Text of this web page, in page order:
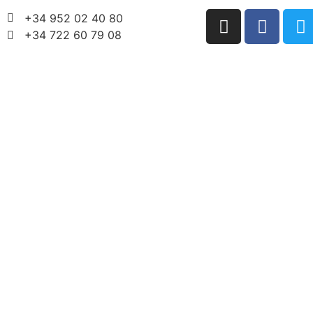
+34 952 02 40 80
+34 722 60 79 08